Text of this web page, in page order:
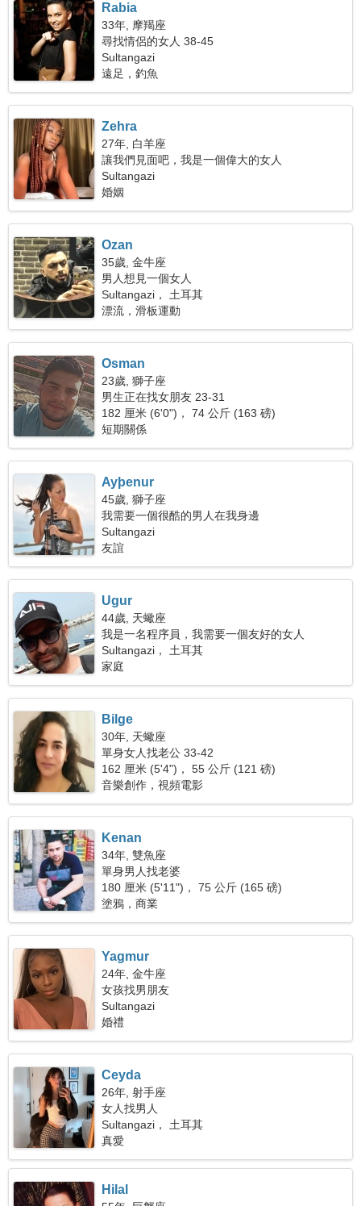
Rabia
33年, 摩羯座
尋找情侶的女人 38-45
Sultangazi
遠足，釣魚
Zehra
27年, 白羊座
讓我們見面吧，我是一個偉大的女人
Sultangazi
婚姻
Ozan
35歲, 金牛座
男人想見一個女人
Sultangazi， 土耳其
漂流，滑板運動
Osman
23歲, 獅子座
男生正在找女朋友 23-31
182 厘米 (6'0")， 74 公斤 (163 磅)
短期關係
Ayþenur
45歲, 獅子座
我需要一個很酷的男人在我身邊
Sultangazi
友誼
Ugur
44歲, 天蠍座
我是一名程序員，我需要一個友好的女人
Sultangazi， 土耳其
家庭
Bilge
30年, 天蠍座
單身女人找老公 33-42
162 厘米 (5'4")， 55 公斤 (121 磅)
音樂創作，視頻電影
Kenan
34年, 雙魚座
單身男人找老婆
180 厘米 (5'11")， 75 公斤 (165 磅)
塗鴉，商業
Yagmur
24年, 金牛座
女孩找男朋友
Sultangazi
婚禮
Ceyda
26年, 射手座
女人找男人
Sultangazi， 土耳其
真愛
Hilal